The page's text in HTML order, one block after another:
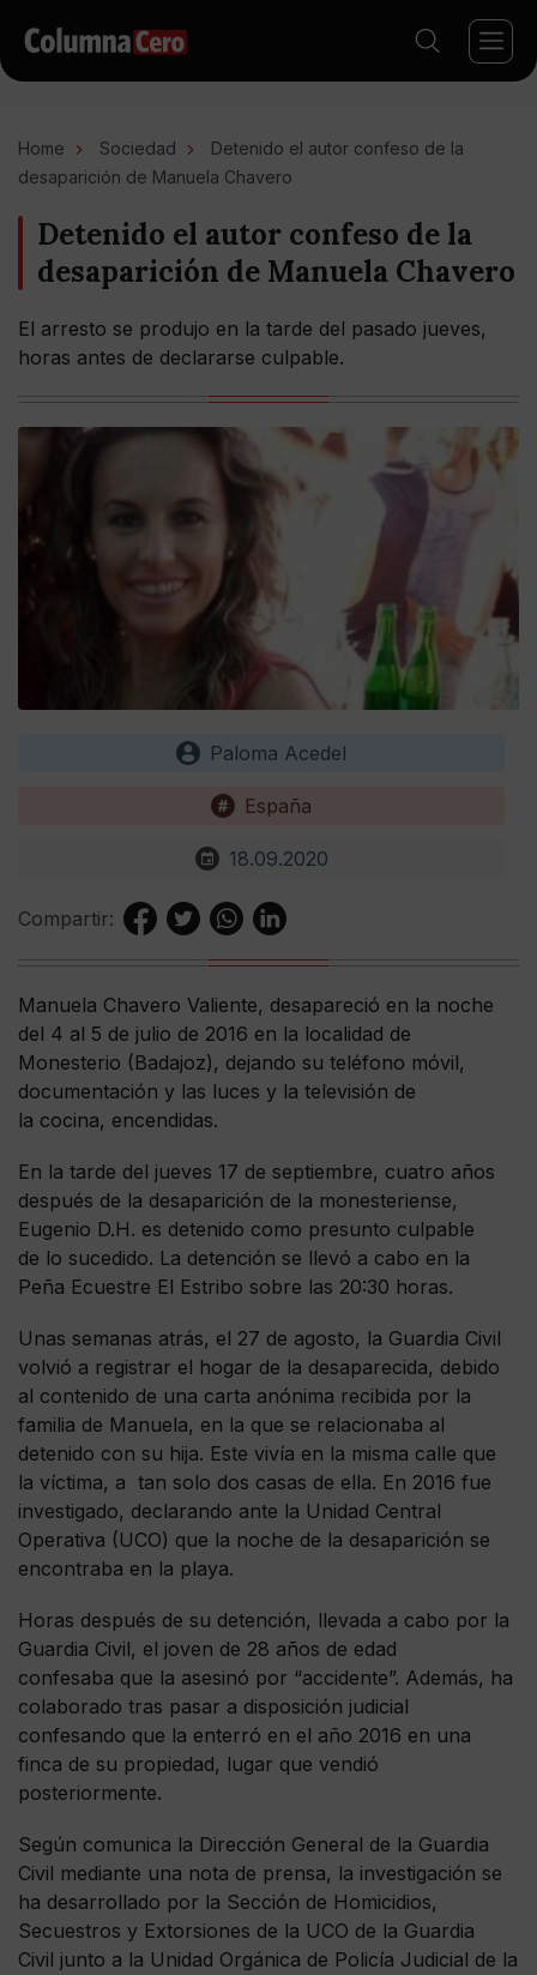
Home Sociedad
Detenido el autor confeso de la
desaparición de Manuela Chavero
Detenido el autor confeso de la
desaparición de Manuela Chavero
El arresto se produjo en la tarde del pasado jueves,
horas antes de declararse culpable.
Paloma Acedel
España
18.09.2020
Compartir:
Manuela Chavero Valiente, desapareció en la noche
del 4 al 5 de julio de 2016 en la localidad de
Monesterio (Badajoz), dejando su teléfono móvil,
documentación y las luces y la televisión de
la cocina, encendidas.
En la tarde del jueves 17 de septiembre, cuatro años
después de la desaparición de la monesteriense,
Eugenio D.H. es detenido como presunto culpable
de lo sucedido. La detención se llevó a cabo en la
Peña Ecuestre El Estribo sobre las 20:30 horas.
Unas semanas atrás, el 27 de agosto, la Guardia Civil
volvió a registrar el hogar de la desaparecida, debido
al contenido de una carta anónima recibida por la
familia de Manuela, en la que se relacionaba al
detenido con su hija. Este vivía en la misma calle que
la víctima, a tan solo dos casas de ella. En 2016 fue
investigado, declarando ante la Unidad Central
Operativa (UCO) que la noche de la desaparición se
encontraba en la playa.
Horas después de su detención, llevada a cabo por la
Guardia Civil, el joven de 28 años de edad
confesaba que la asesinó por “accidente”. Además, ha
colaborado tras pasar a disposición judicial
confesando que la enterró en el año 2016 en una
finca de su propiedad, lugar que vendió
posteriormente.
Según comunica la Dirección General de la Guardia
Civil mediante una nota de prensa, la investigación se
ha desarrollado por la Sección de Homicidios,
Secuestros y Extorsiones de la UCO de la Guardia
Civil junto a la Unidad Orgánica de Policía Judicial de la